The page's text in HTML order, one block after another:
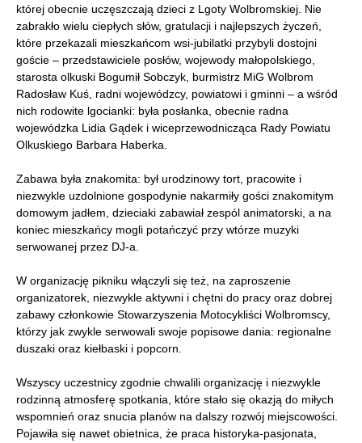
której obecnie uczęszczają dzieci z Lgoty Wolbromskiej. Nie
zabrakło wielu ciepłych słów, gratulacji i najlepszych życzeń,
które przekazali mieszkańcom wsi-jubilatki przybyli dostojni
goście – przedstawiciele posłów, wojewody małopolskiego,
starosta olkuski Bogumił Sobczyk, burmistrz MiG Wolbrom
Radosław Kuś, radni wojewódzcy, powiatowi i gminni – a wśród
nich rodowite lgocianki: była posłanka, obecnie radna
wojewódzka Lidia Gądek i wiceprzewodnicząca Rady Powiatu
Olkuskiego Barbara Haberka.
Zabawa była znakomita: był urodzinowy tort, pracowite i
niezwykle uzdolnione gospodynie nakarmiły gości znakomitym
domowym jadłem, dzieciaki zabawiał zespól animatorski, a na
koniec mieszkańcy mogli potańczyć przy wtórze muzyki
serwowanej przez DJ-a.
W organizację pikniku włączyli się też, na zaproszenie
organizatorek, niezwykle aktywni i chętni do pracy oraz dobrej
zabawy członkowie Stowarzyszenia Motocykliści Wolbromscy,
którzy jak zwykle serwowali swoje popisowe dania: regionalne
duszaki oraz kiełbaski i popcorn.
Wszyscy uczestnicy zgodnie chwalili organizację i niezwykle
rodzinną atmosferę spotkania, które stało się okazją do miłych
wspomnień oraz snucia planów na dalszy rozwój miejscowości.
Pojawiła się nawet obietnica, że praca historyka-pasjonata,